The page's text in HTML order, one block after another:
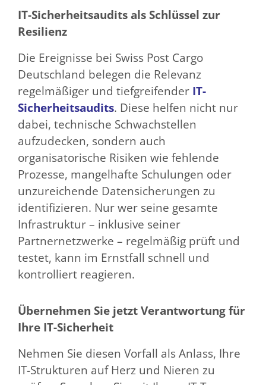
IT-Sicherheitsaudits als Schlüssel zur
Resilienz
Die Ereignisse bei Swiss Post Cargo
Deutschland belegen die Relevanz
regelmäßiger und tiefgreifender IT-
Sicherheitsaudits. Diese helfen nicht nur
dabei, technische Schwachstellen
aufzudecken, sondern auch
organisatorische Risiken wie fehlende
Prozesse, mangelhafte Schulungen oder
unzureichende Datensicherungen zu
identifizieren. Nur wer seine gesamte
Infrastruktur – inklusive seiner
Partnernetzwerke – regelmäßig prüft und
testet, kann im Ernstfall schnell und
kontrolliert reagieren.
Übernehmen Sie jetzt Verantwortung für
Ihre IT-Sicherheit
Nehmen Sie diesen Vorfall als Anlass, Ihre
IT-Strukturen auf Herz und Nieren zu